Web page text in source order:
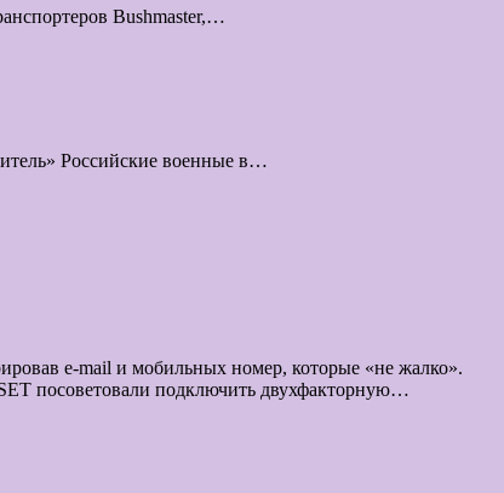
Bushmaster,…
Российские военные в…
e-mail и мобильных номер, которые «не жалко».
посоветовали подключить двухфакторную…